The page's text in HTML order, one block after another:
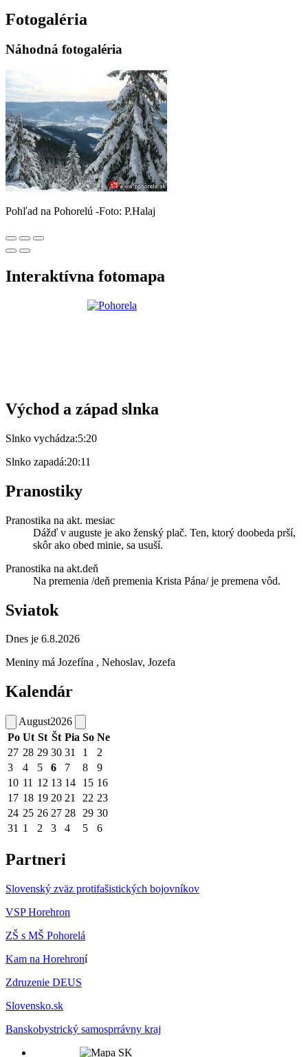
Fotogaléria
Náhodná fotogaléria
Pohľad na Pohorelú -Foto: P.Halaj
Interaktívna fotomapa
Východ a západ slnka
Slnko vychádza:5:20
Slnko zapadá:20:11
Pranostiky
Pranostika na akt. mesiac
Dážď v auguste je ako ženský plač. Ten, ktorý doobeda prší,
skôr ako obed minie, sa usuší.
Pranostika na akt.deň
Na premenia /deň premenia Krista Pána/ je premena vôd.
Sviatok
Dnes je 6.8.2026
Meniny má Jozefína , Nehoslav, Jozefa
Kalendár
August2026
Po Ut St Št Pia So Ne
27 28 29 30 31 1
2
3
4 5 6 7 8
9
10 11 12 13 14 15 16
17 18 19 20 21 22 23
24 25 26 27 28 29 30
31 1 2 3 4 5 6
Partneri
Slovenský zväz protifašistických bojovníkov
VSP Horehron
ZŠ s MŠ Pohorelá
Kam na Horehroní
Zdruzenie DEUS
Slovensko.sk
Banskobystrický samosprrávny kraj